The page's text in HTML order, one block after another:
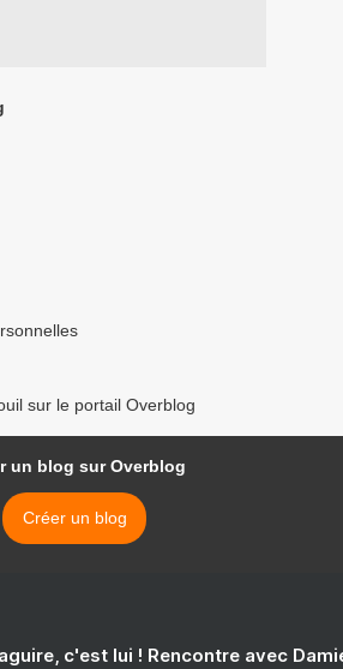
sur le portail Overblog
un blog sur Overblog
Créer un blog
c'est lui ! Rencontre avec